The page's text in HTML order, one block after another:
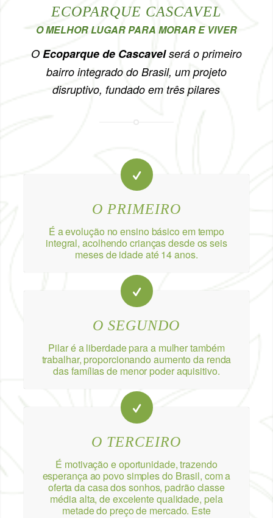
ECOPARQUE CASCAVEL
O MELHOR LUGAR PARA MORAR E VIVER
O Ecoparque de Cascavelserá o primeiro
bairro integrado do Brasil, um projeto
disruptivo, fundado em três pilares
O PRIMEIRO
É a evolução no ensino básico em tempo
integral, acolhendo crianças desde os seis
meses de idade até 14 anos.
O SEGUNDO
Pilar é a liberdade para a mulher também
trabalhar, proporcionando aumento da renda
das famílias de menor poder aquisitivo.
O TERCEIRO
É motivação e oportunidade, trazendo
esperança ao povo simples do Brasil, com a
oferta da casa dos sonhos, padrão classe
média alta, de excelente qualidade, pela
metade do preço de mercado. Este